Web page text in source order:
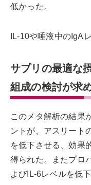
低かった。
IL-10や唾液中のIgA
サプリの最適な
組成の検討が求
このメタ解析の結果
ントが、アスリート
を低下させる、効果
得られた。またプロ
よびIL-6レベルを低